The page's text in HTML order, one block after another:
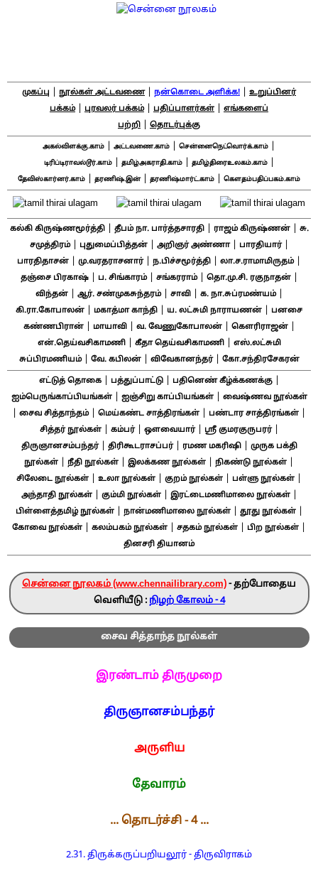
முகப்பு நூல்கள் அட்டவணை| நன்கொடை அளிக்க!
உறுப்பினர்
பக்கம்| புரவலர் பக்கம்| பதிப்பாளர்கள்
எங்களைப்
பற்றி
தொடர்புக்கு
அகல்விளக்கு.காம் அட்டவணை.காம் சென்னைநெட்வொர்க்.காம்
டிரிப்டிராவல்டூர்.காம்| தமிழ்அகராதி.காம்| தமிழ்திரைஉலகம்.காம்|
தேவிஸ்கார்னர்.காம் தரணிஷ்.இன்| தரணிஷ்மார்ட்.காம் கௌதம்பதிப்பகம்.காம்
கல்கி கிருஷ்ணமூர்த்தி| தீபம் நா. பார்த்தசாரதி| ராஜம் கிருஷ்ணன்|
சு.
சமுத்திரம்| புதுமைப்பித்தன்| அறிஞர் அண்ணா| பாரதியார்|
பாரதிதாசன் மு.வரதராசனார்| ந.பிச்சமூர்த்தி லா.ச.ராமாமிருதம்|
தஞ்சை பிரகாஷ்| ப. சிங்காரம்| சங்கரராம்| தொ.மு.சி. ரகுநாதன்|
விந்தன்| ஆர். சண்முகசுந்தரம்| சாவி| க. நா.சுப்ரமண்யம்|
கி.ரா.கோபாலன் மகாத்மா காந்தி ய. லட்சுமி நாராயணன்
பனசை
கண்ணபிரான்| மாயாவி| வ. வேணுகோபாலன்| கௌரிராஜன்|
என்.தெய்வசிகாமணி| கீதா தெய்வசிகாமணி|
எஸ்.லட்சுமி
சுப்பிரமணியம்| வே. கபிலன்| விவேகானந்தர்| கோ.சந்திரசேகரன்
எட்டுத் தொகை| பத்துப்பாட்டு| பதினெண் கீழ்க்கணக்கு|
ஐம்பெருங்காப்பியங்கள்| ஐஞ்சிறு காப்பியங்கள்| வைஷ்ணவ நூல்கள்
சைவ சித்தாந்தம்| மெய்கண்ட சாத்திரங்கள் பண்டார சாத்திரங்கள்
சித்தர் நூல்கள்| கம்பர்| ஔவையார்| ஸ்ரீ குமரகுருபரர்|
திருஞானசம்பந்தர்| திரிகூடராசப்பர்| ரமண மகரிஷி|
முருக பக்தி
நூல்கள்
நீதி நூல்கள் இலக்கண நூல்கள் நிகண்டு நூல்கள்
சிலேடை நூல்கள் உலா நூல்கள் குறம் நூல்கள் பள்ளு நூல்கள்
அந்தாதி நூல்கள்| கும்மி நூல்கள்| இரட்டைமணிமாலை நூல்கள்|
பிள்ளைத்தமிழ் நூல்கள்| நான்மணிமாலை நூல்கள்| தூது நூல்கள்|
கோவை நூல்கள் கலம்பகம் நூல்கள் சதகம் நூல்கள் பிற நூல்கள்
தினசரி தியானம்
சென்னை நூலகம் (www.chennailibrary.com)- தற்போதைய
வெளியீடு : நிழற் கோலம் - 4
சைவ சித்தாந்த நூல்கள்
இரண்டாம் திருமுறை
திருஞானசம்பந்தர்
அருளிய
தேவாரம்
... தொடர்ச்சி - 4 ...
2.31. திருக்கருப்பறியலூர் - திருவிராகம்